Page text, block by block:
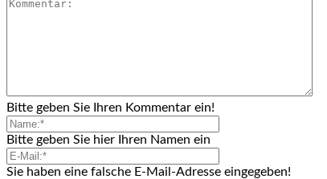
Bitte geben Sie Ihren Kommentar ein!
Bitte geben Sie hier Ihren Namen ein
Sie haben eine falsche E-Mail-Adresse eingegeben!